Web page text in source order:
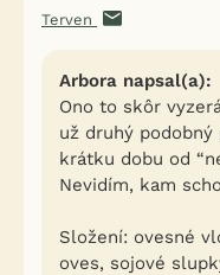
Terven
Arbora napsal(a):
Ono to skôr
už druhý
krátku dobu od
Nevidím, kam
Složení: ovesné
oves, sojové